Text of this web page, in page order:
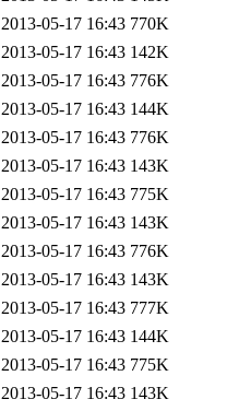
2013-05-17 16:43 770K
2013-05-17 16:43 142K
2013-05-17 16:43 776K
2013-05-17 16:43 144K
2013-05-17 16:43 776K
2013-05-17 16:43 143K
2013-05-17 16:43 775K
2013-05-17 16:43 143K
2013-05-17 16:43 776K
2013-05-17 16:43 143K
2013-05-17 16:43 777K
2013-05-17 16:43 144K
2013-05-17 16:43 775K
2013-05-17 16:43 143K